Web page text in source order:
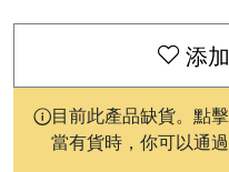
添
目前此產品缺貨。點
當有貨時，你可以通